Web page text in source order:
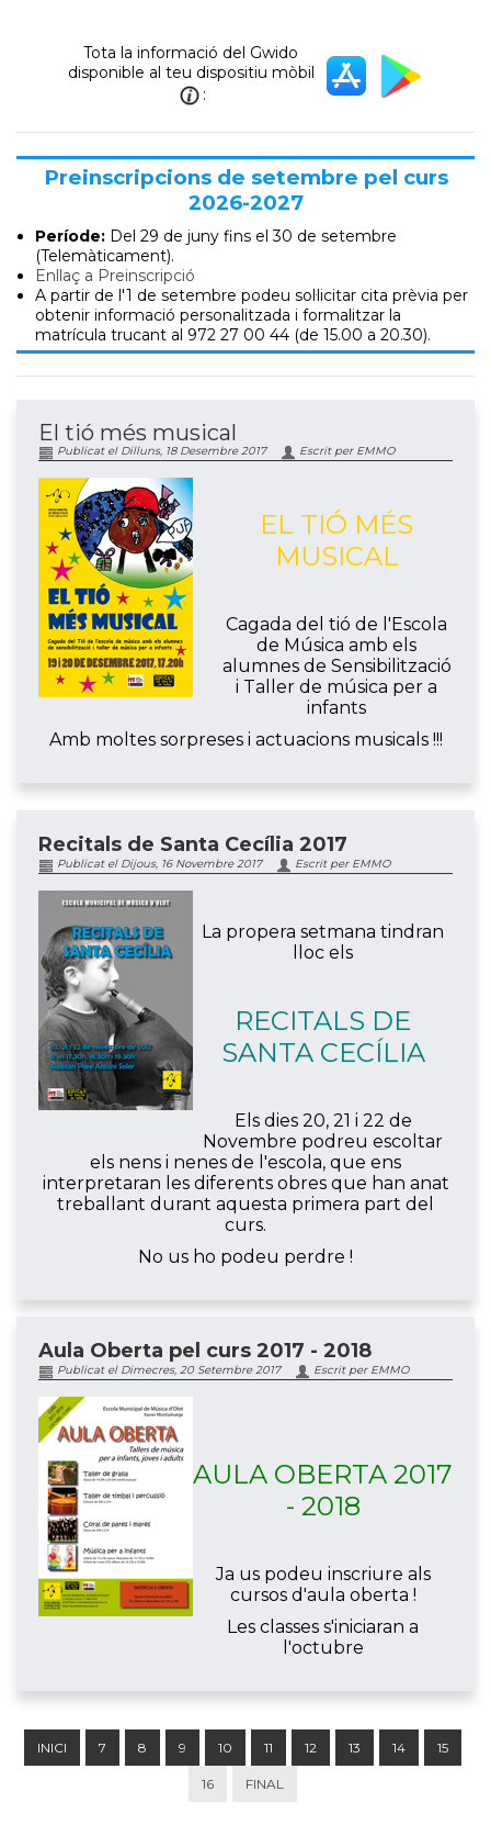
Tota la informació del Gwido
disponible al teu dispositiu mòbil
:
Preinscripcions de setembre pel curs
2026-2027
Període: Del 29 de juny fins el 30 de setembre
(Telemàticament).
Enllaç a Preinscripció
A partir de l'1 de setembre podeu sol·licitar cita prèvia per
obtenir informació personalitzada i formalitzar la
matrícula trucant al 972 27 00 44 (de 15.00 a 20.30).
El tió més musical
Publicat el Dilluns, 18 Desembre 2017 Escrit per EMMO
EL TIÓ MÉS
MUSICAL
Cagada del tió de l'Escola
de Música amb els
alumnes de Sensibilització
i Taller de música per a
infants
Amb moltes sorpreses i actuacions musicals !!!
Recitals de Santa Cecília 2017
Publicat el Dijous, 16 Novembre 2017 Escrit per EMMO
La propera setmana tindran
lloc els
RECITALS DE
SANTA CECÍLIA
Els dies 20, 21 i 22 de
Novembre podreu escoltar
els nens i nenes de l'escola, que ens
interpretaran les diferents obres que han anat
treballant durant aquesta primera part del
curs.
No us ho podeu perdre !
Aula Oberta pel curs 2017 - 2018
Publicat el Dimecres, 20 Setembre 2017 Escrit per EMMO
AULA OBERTA 2017
- 2018
Ja us podeu inscriure als
cursos d'aula oberta !
Les classes s'iniciaran a
l'octubre
INICI 7 8 9 10 11 12 13 14 15
16 FINAL